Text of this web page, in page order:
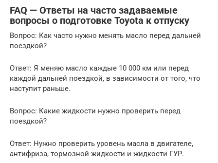
FAQ — Ответы на часто задаваемые
вопросы о подготовке Toyota к отпуску
Вопрос: Как часто нужно менять масло перед дальней
поездкой?
Ответ: Я меняю масло каждые 10 000 км или перед
каждой дальней поездкой, в зависимости от того, что
наступит раньше.
Вопрос: Какие жидкости нужно проверить перед
поездкой?
Ответ: Нужно проверить уровень масла в двигателе,
антифриза, тормозной жидкости и жидкости ГУР.